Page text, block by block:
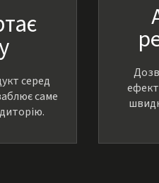
серед
саме